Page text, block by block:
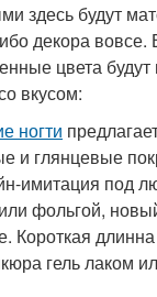
здесь будут
декора
цвета будут
вкусом:
ногти
и глянцевые
имитация под
фольгой,
Короткая
гель лаком